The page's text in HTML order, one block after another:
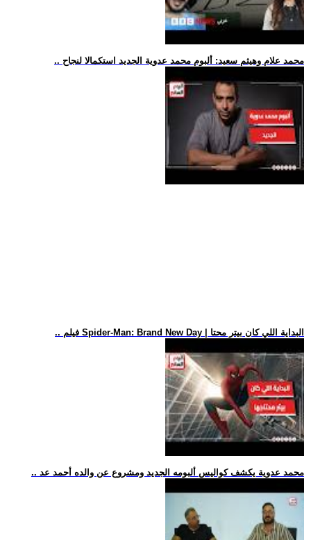
.. محمد علام وهيثم سعيد: ألبوم محمد عدوية الجديد استكمالا لنجاح
.. فيلم Spider-Man: Brand New Day | البداية اللي كان بيتر محتا
.. محمد عدوية يكشف كواليس ألبومه الجديد ومشروع عن والده أحمد عد